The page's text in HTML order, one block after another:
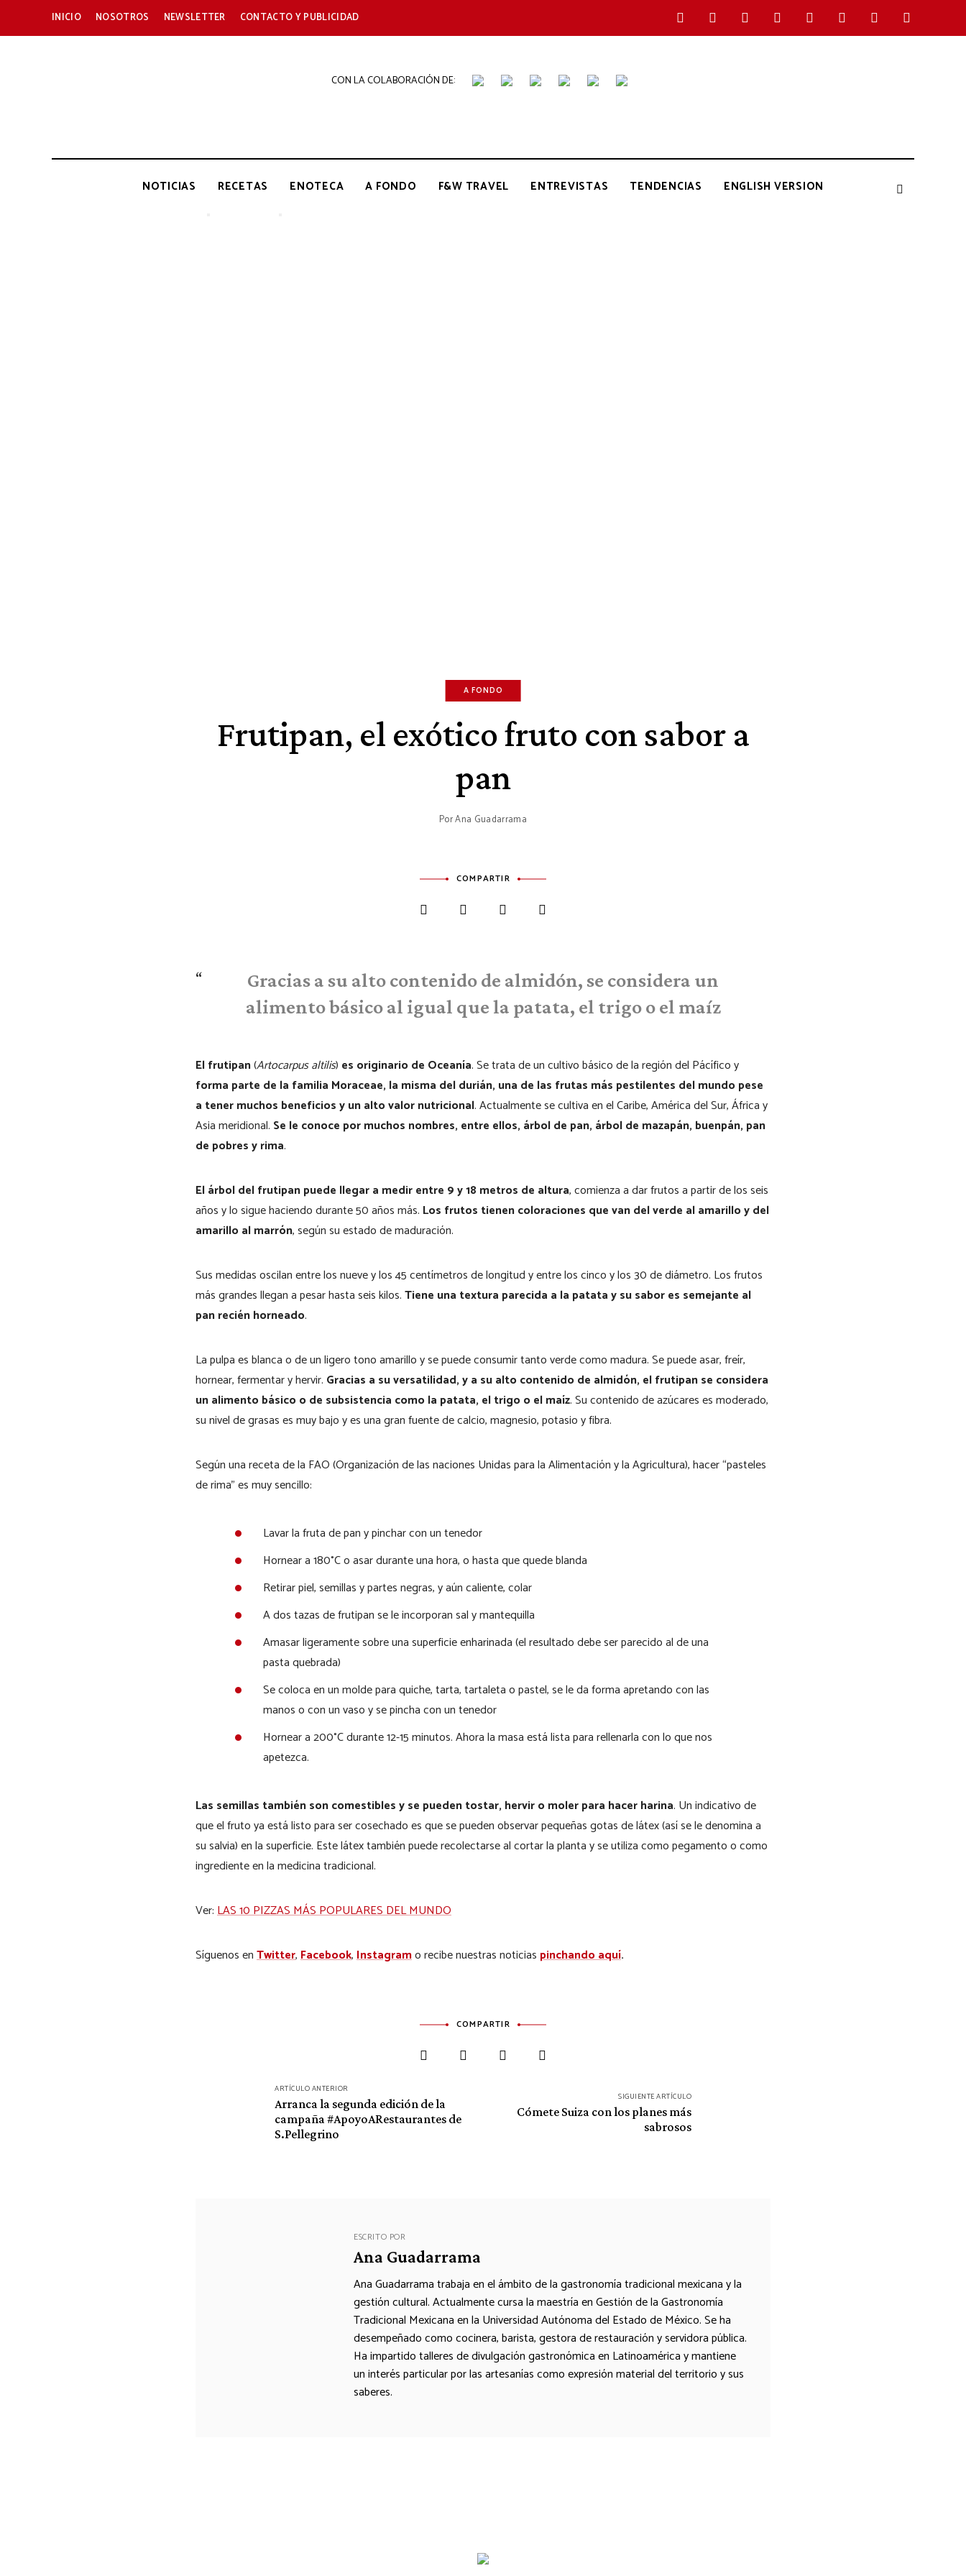
INICIO NOSOTROS NEWSLETTER CONTACTO Y PUBLICIDAD
CON LA COLABORACIÓN DE:
THE
GOURMET
Gastronomía
NOTICIAS
RECETAS ENOTECA A FONDO F&W TRAVEL ENTREVISTAS TENDENCIAS ENGLISH VERSION
A FONDO
Frutipan, el exótico fruto con sabor a
pan
PorAna Guadarrama
COMPARTIR
Gracias a su alto contenido de almidón, se considera un
alimento básico al igual que la patata, el trigo o el maíz
El frutipan(Artocarpus altilis) es originario de Oceanía. Se trata de un cultivo básico de la región del Pácífico y
forma parte de la familia Moraceae, la misma del durián, una de las frutas más pestilentes del mundo pese
a tener muchos beneficios y un alto valor nutricional. Actualmente se cultiva en el Caribe, América del Sur, África y
Asia meridional. Se le conoce por muchos nombres, entre ellos, árbol de pan, árbol de mazapán, buenpán, pan
de pobres y rima.
El árbol del frutipan puede llegar a medir entre 9 y 18 metros de altura, comienza a dar frutos a partir de los seis
años y lo sigue haciendo durante 50 años más. Los frutos tienen coloraciones que van del verde al amarillo y del
amarillo al marrón, según su estado de maduración.
Sus medidas oscilan entre los nueve y los 45 centímetros de longitud y entre los cinco y los 30 de diámetro. Los frutos
más grandes llegan a pesar hasta seis kilos.Tiene una textura parecida a la patata y su sabor es semejante al
pan recién horneado.
La pulpa es blanca o de un ligero tono amarillo y se puede consumir tanto verde como madura. Se puede asar, freír,
hornear, fermentar y hervir. Gracias a su versatilidad, y a su alto contenido de almidón, el frutipan se considera
un alimento básico o de subsistencia como la patata, el trigo o el maíz. Su contenido de azúcares es moderado,
su nivel de grasas es muy bajo y es una gran fuente de calcio, magnesio, potasio y fibra.
Según una receta de la FAO (Organización de las naciones Unidas para la Alimentación y la Agricultura), hacer “pasteles
de rima” es muy sencillo:
Lavar la fruta de pan y pinchar con un tenedor
Hornear a 180°C o asar durante una hora, o hasta que quede blanda
Retirar piel, semillas y partes negras, y aún caliente, colar
A dos tazas de frutipan se le incorporan sal y mantequilla
Amasar ligeramente sobre una superficie enharinada (el resultado debe ser parecido al de una
pasta quebrada)
Se coloca en un molde para quiche, tarta, tartaleta o pastel, se le da forma apretando con las
manos o con un vaso y se pincha con un tenedor
Hornear a 200°C durante 12-15 minutos. Ahora la masa está lista para rellenarla con lo que nos
apetezca.
Las semillas también son comestibles y se pueden tostar, hervir o moler para hacer harina. Un indicativo de
que el fruto ya está listo para ser cosechado es que se pueden observar pequeñas gotas de látex (así se le denomina a
su salvia) en la superficie. Este látex también puede recolectarse al cortar la planta y se utiliza como pegamento o como
ingrediente en la medicina tradicional.
Ver:LAS 10 PIZZAS MÁS POPULARES DEL MUNDO
Síguenos enTwitter,Facebook,Instagramo recibe nuestras noticias pinchando aquí.
COMPARTIR
NavegaciónARTÍCULO ANTERIOR
Arranca la segunda edición de la
campaña #ApoyoARestaurantes de
S.Pellegrino
SIGUIENTE ARTÍCULO
Cómete Suiza con los planes más
sabrosos
ESCRITO POR
Ana Guadarrama
Ana Guadarrama trabaja en el ámbito de la gastronomía tradicional mexicana y la
gestión cultural. Actualmente cursa la maestría en Gestión de la Gastronomía
Tradicional Mexicana en la Universidad Autónoma del Estado de México. Se ha
desempeñado como cocinera, barista, gestora de restauración y servidora pública.
Ha impartido talleres de divulgación gastronómica en Latinoamérica y mantiene
un interés particular por las artesanías como expresión material del territorio y sus
saberes.